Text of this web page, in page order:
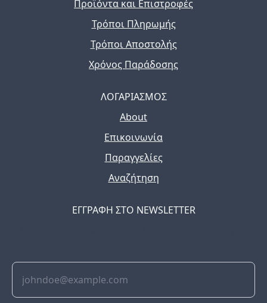
Προϊόντα και Επιστροφές
Τρόποι Πληρωμής
Τρόποι Αποστολής
Χρόνος Παράδοσης
ΛΟΓΑΡΙΑΣΜΟΣ
About
Επικοινωνία
Παραγγελίες
Αναζήτηση
ΕΓΓΡΑΦΗ ΣΤΟ NEWSLETTER